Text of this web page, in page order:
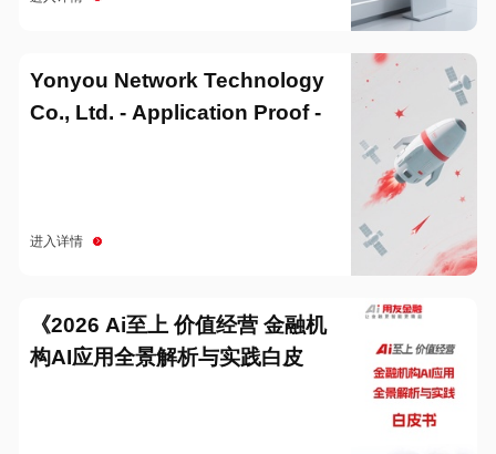
Yonyou Network Technology
Co., Ltd. - Application Proof -
进入详情
《2026 Ai至上 价值经营 金融机
构AI应用全景解析与实践白皮